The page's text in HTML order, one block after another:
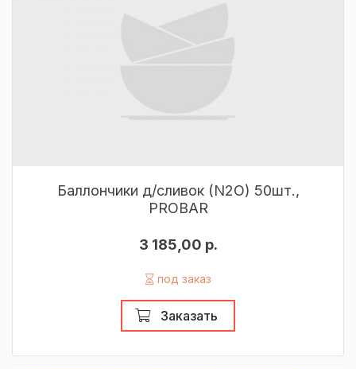
Баллончики д/сливок (N2O) 50шт.,
PROBAR
3 185,00 р.
под заказ
Заказать